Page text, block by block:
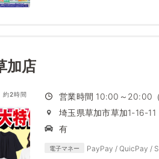
加店
約2時間
営業時間 10:00～20:00
ござ...
埼玉県草加市草加1-16-11
有
電子マネー PayPay / QuicPay /